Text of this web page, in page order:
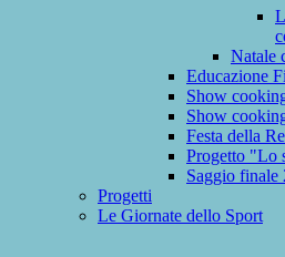
Natale
Educazione
Show
Show
Festa della
Progetto "Lo
Saggio finale
Progetti
Le Giornate dello Sport